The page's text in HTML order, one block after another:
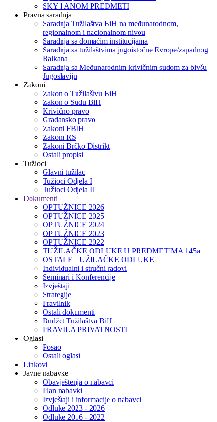
SKY I ANOM PREDMETI
Pravna saradnja
Saradnja Tužilaštva BiH na međunarodnom,
regionalnom i nacionalnom nivou
Saradnja sa domaćim institucijama
Saradnja sa tužilaštvima jugoistočne Evrope/zapadnog
Balkana
Saradnja sa Međunarodnim krivičnim sudom za bivšu
Jugoslaviju
Zakoni
Zakon o Тužilaštvu BiH
Zakon o Sudu BiH
Krivično pravo
Građansko pravo
Zakoni FBIH
Zakoni RS
Zakoni Brčko Distrikt
Ostali propisi
Tužioci
Glavni tužilac
Tužioci Odjela I
Tužioci Odjela II
Dokumenti
OPTUŽNICE 2026
OPTUŽNICE 2025
OPTUŽNICE 2024
OPTUŽNICE 2023
OPTUŽNICE 2022
TUŽILAČKE ODLUKE U PREDMETIMA 145a.
OSTALE TUŽILAČKE ODLUKE
Individualni i stručni radovi
Seminari i Konferencije
Izvještaji
Strategije
Pravilnik
Ostali dokumenti
Budžet Tužilaštva BiH
PRAVILA PRIVATNOSTI
Oglasi
Posao
Ostali oglasi
Linkovi
Javne nabavke
Obavještenja o nabavci
Plan nabavki
Izvještaji i informacije o nabavci
Odluke 2023 - 2026
Odluke 2016 - 2022